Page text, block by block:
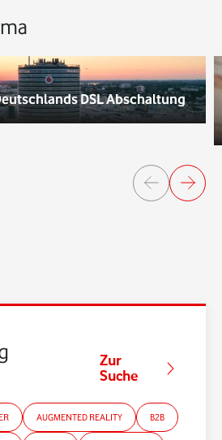
DSL Abschaltung
Zur
Suche
AUGMENTED REALITY B2B